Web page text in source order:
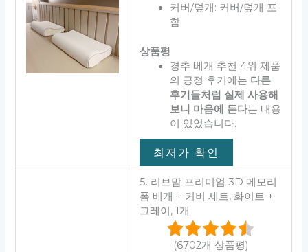
커버/덮개: 커버/덮개 포
함
상품평
경추 베개 추천 4위 제품
의 긍정 후기에는 다른
후기들처럼 실제 사용해
보니 마음에 든다는 내용
이 있었습니다.
최저가 확인
5. 리브맘 프리미엄 3D 메모리
폼 베개 + 커버 세트, 화이트 +
그레이, 1개
(6702개 상품평)